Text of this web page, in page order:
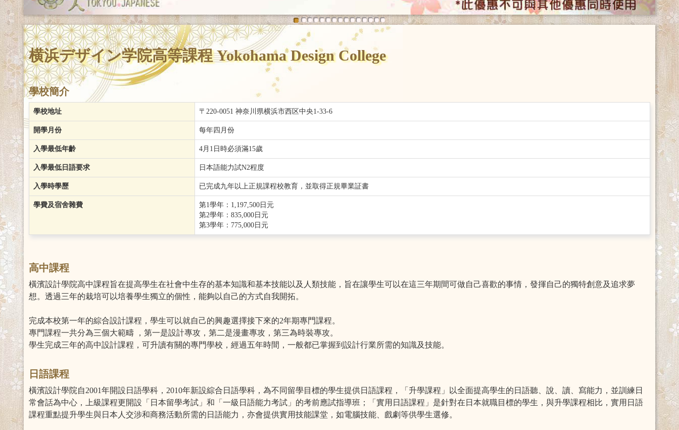
横浜デザイン学院高等課程 Yokohama Design College
學校簡介
學校地址 〒220-0051 神奈川県横浜市西区中央1-33-6
開學月份 每年四月份
入學最低年齡 4月1日時必須滿15歲
入學最低日語要求 日本語能力試N2程度
入學時學歷 已完成九年以上正規課程校教育，並取得正規畢業証書
學費及宿舍雜費
第1學年：1,197,500日元
第2學年：835,000日元
第3學年：775,000日元
高中課程
橫濱設計學院高中課程旨在提高學生在社會中生存的基本知識和基本技能以及人類技能，旨在讓學生可以在這三年期間可做自己喜歡的事情，發揮自己的獨特創意及追求夢
想。透過三年的栽培可以培養學生獨立的個性，能夠以自己的方式自我開拓。
完成本校第一年的綜合設計課程，學生可以就自己的興趣選擇接下來的2年期專門課程。
專門課程一共分為三個大範疇 ，第一是設計專攻，第二是漫畫專攻，第三為時裝專攻。
學生完成三年的高中設計課程，可升讀有關的專門學校，經過五年時間，一般都已掌握到設計行業所需的知識及技能。
日語課程
橫濱設計學院自2001年開設日語學科，2010年新設綜合日語學科，為不同留學目標的學生提供日語課程，「升學課程」以全面提高學生的日語聽、說、讀、寫能力，並訓練日
常會話為中心，上級課程更開設「日本留學考試」和「一級日語能力考試」的考前應試指導班；「實用日語課程」是針對在日本就職目標的學生，與升學課程相比，實用日語
課程重點提升學生與日本人交涉和商務活動所需的日語能力，亦會提供實用技能課堂，如電腦技能、戲劇等供學生選修。